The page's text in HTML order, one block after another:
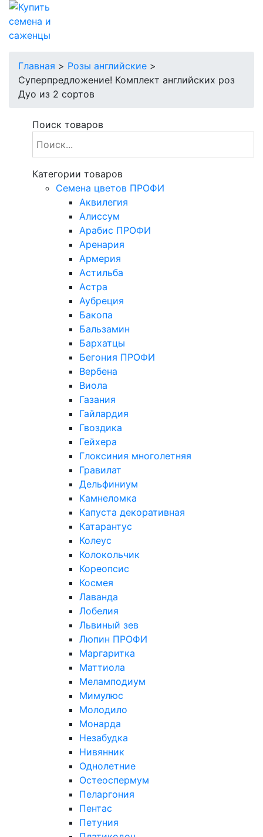
Главная > Розы английские >
Суперпредложение! Комплект английских роз
Дуо из 2 сортов
Поиск товаров
Категории товаров
Cемена цветов ПРОФИ
Аквилегия
Алиссум
Арабис ПРОФИ
Аренария
Армерия
Астильба
Астра
Аубреция
Бакопа
Бальзамин
Бархатцы
Бегония ПРОФИ
Вербена
Виола
Газания
Гайлардия
Гвоздика
Гейхера
Глоксиния многолетняя
Гравилат
Дельфиниум
Камнеломка
Капуста декоративная
Катарантус
Колеус
Колокольчик
Кореопсис
Космея
Лаванда
Лобелия
Львиный зев
Люпин ПРОФИ
Маргаритка
Маттиола
Меламподиум
Мимулюс
Молодило
Монарда
Незабудка
Нивянник
Однолетние
Остеоспермум
Пеларгония
Пентас
Петуния